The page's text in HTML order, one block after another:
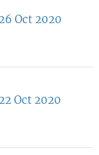
26 Oct 2020
22 Oct 2020